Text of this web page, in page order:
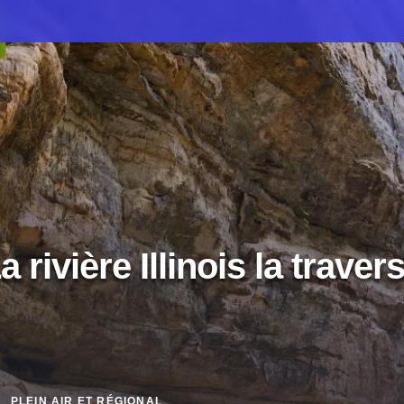
rivière Illinois la
PLEIN AIR ET RÉGIONAL